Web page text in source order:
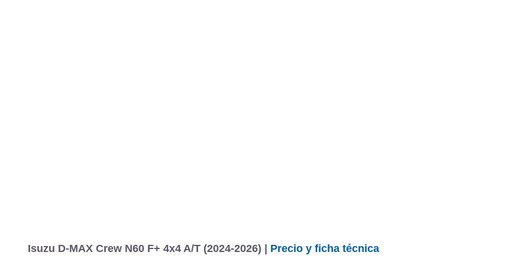
Isuzu D-MAX Crew N60 F+ 4x4 A/T (2024-2026) | Precio y ficha técnica